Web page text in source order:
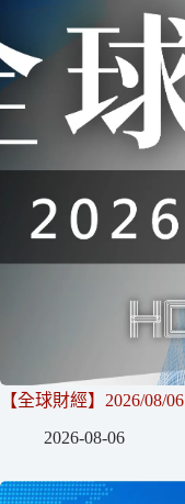
【全球財經】2026/08/06
2026-08-06